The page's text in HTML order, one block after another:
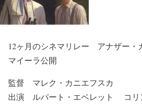
12ヶ月のシネマリレー アナザー
マイーラ公開
監督 マレク・カニエフスカ
出演 ルパート・エベレット コ